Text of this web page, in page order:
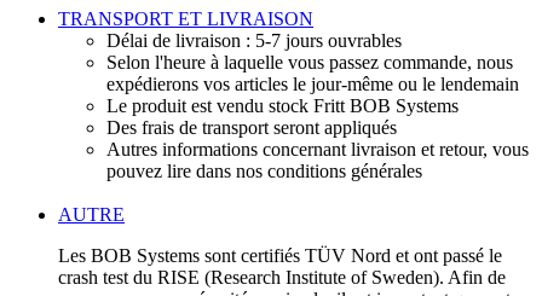
TRANSPORT ET LIVRAISON
Délai de livraison : 5-7 jours ouvrables
Selon l'heure à laquelle vous passez commande, nous
expédierons vos articles le jour-même ou le lendemain
Le produit est vendu stock Fritt BOB Systems
Des frais de transport seront appliqués
Autres informations concernant livraison et retour, vous
pouvez lire dans nos conditions générales
AUTRE
Les BOB Systems sont certifiés TÜV Nord et ont passé le
crash test du RISE (Research Institute of Sweden). Afin de